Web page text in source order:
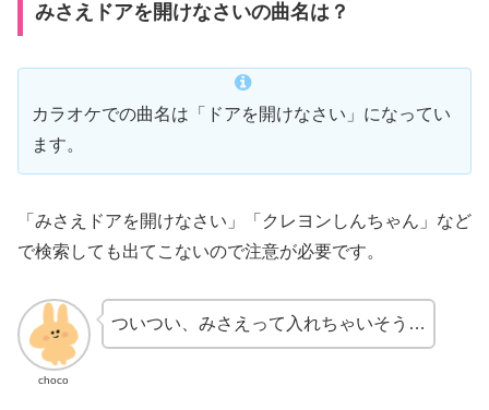
みさえドアを開けなさいの曲名は？
カラオケでの曲名は「ドアを開けなさい」になってい
ます。
「みさえドアを開けなさい」「クレヨンしんちゃん」など
で検索しても出てこないので注意が必要です。
choco
ついつい、みさえって入れちゃいそう…